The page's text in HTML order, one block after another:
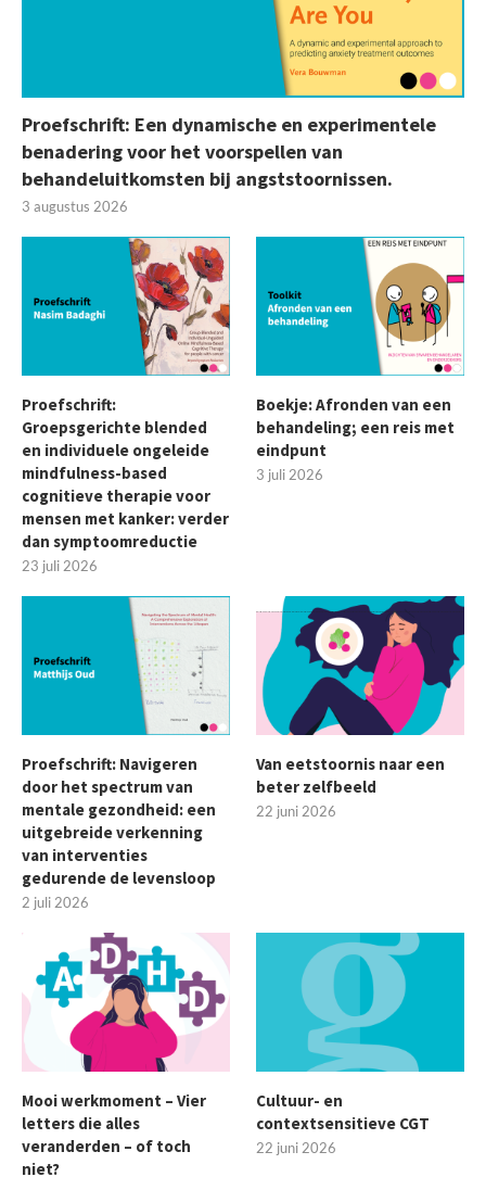
Proefschrift: Een dynamische en experimentele
benadering voor het voorspellen van
behandeluitkomsten bij angststoornissen.
3 augustus 2026
Proefschrift:
Groepsgerichte blended
en individuele ongeleide
mindfulness-based
cognitieve therapie voor
mensen met kanker: verder
dan symptoomreductie
23 juli 2026
Boekje: Afronden van een
behandeling; een reis met
eindpunt
3 juli 2026
Proefschrift: Navigeren
door het spectrum van
mentale gezondheid: een
uitgebreide verkenning
van interventies
gedurende de levensloop
2 juli 2026
Van eetstoornis naar een
beter zelfbeeld
22 juni 2026
Mooi werkmoment – Vier
letters die alles
veranderden – of toch
niet?
Cultuur- en
contextsensitieve CGT
22 juni 2026